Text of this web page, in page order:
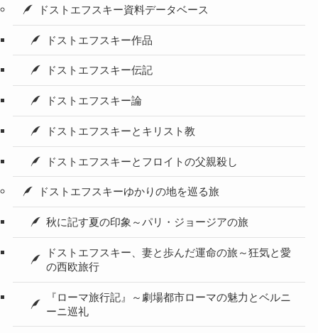
ドストエフスキー資料データベース
ドストエフスキー作品
ドストエフスキー伝記
ドストエフスキー論
ドストエフスキーとキリスト教
ドストエフスキーとフロイトの父親殺し
ドストエフスキーゆかりの地を巡る旅
秋に記す夏の印象～パリ・ジョージアの旅
ドストエフスキー、妻と歩んだ運命の旅～狂気と愛
の西欧旅行
『ローマ旅行記』～劇場都市ローマの魅力とベルニ
ーニ巡礼